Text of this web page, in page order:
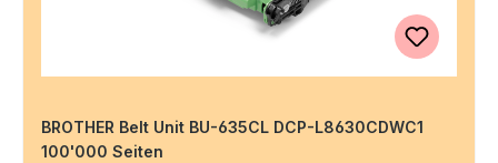
BROTHER Belt Unit BU-635CL DCP-L8630CDWC1
100'000 Seiten